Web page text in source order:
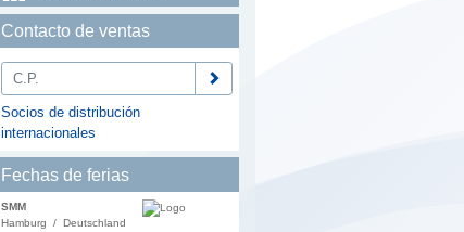
Contacto de ventas
Socios de distribución
internacionales
Fechas de ferias
SMM
Hamburg / Deutschland